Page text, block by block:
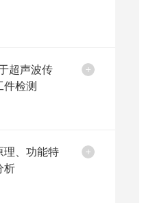
超声波传
件检测
理、功能特
析